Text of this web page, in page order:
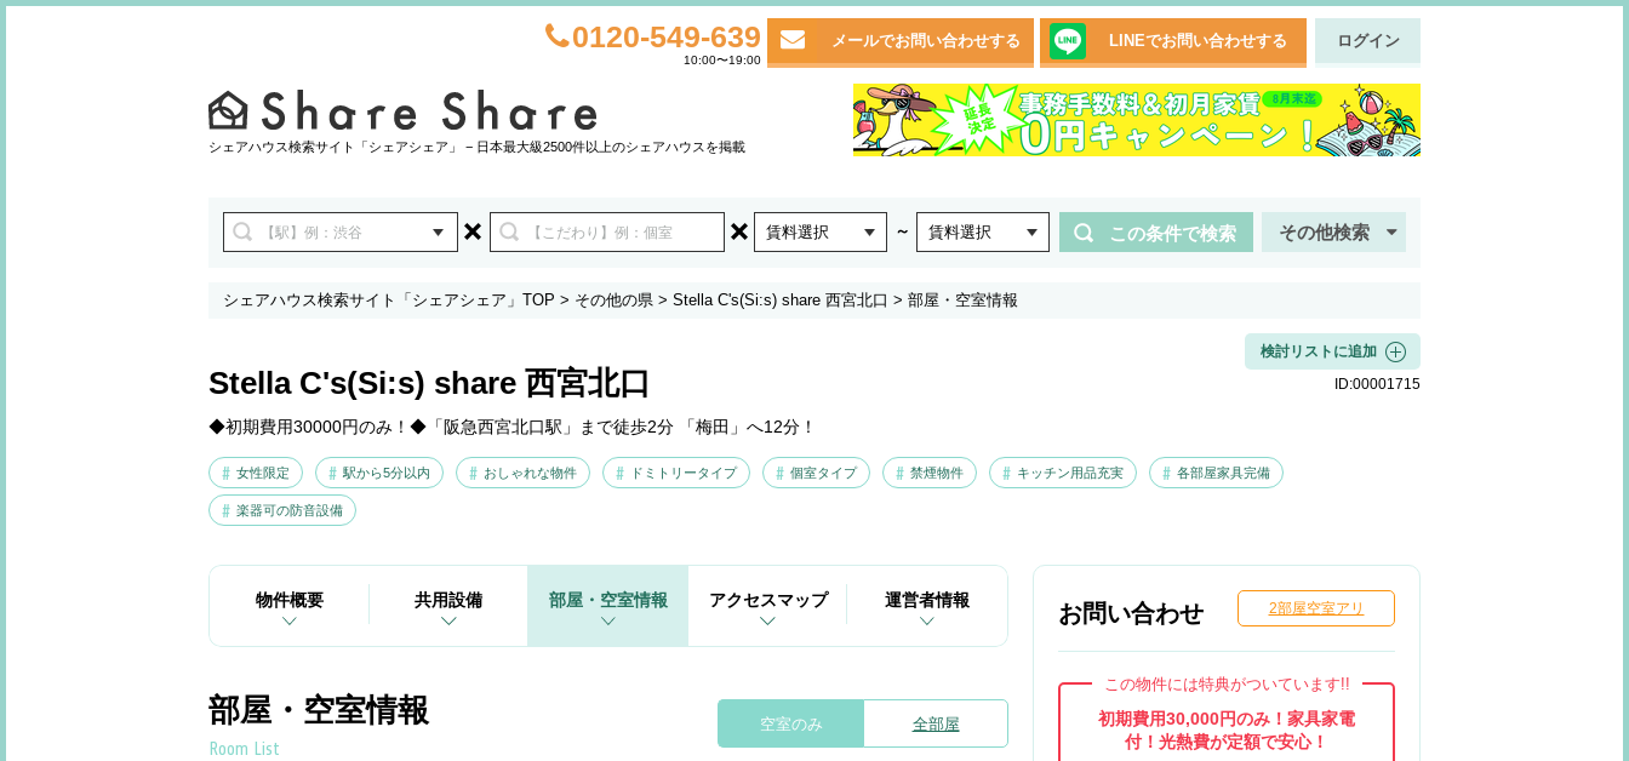
0120-549-639
10:00〜19:00
メールでお問い合わせする LINEでお問い合わせする ログイン
シェアハウス検索サイト「シェアシェア」 − 日本最大級2500件以上のシェアハウスを掲載
賃料選択 ～ 賃料選択 この条件で検索 その他検索
シェアハウス検索サイト「シェアシェア」TOP > その他の県 > Stella C's(Si:s) share 西宮北口 > 部屋・空室情報
Stella C's(Si:s) share 西宮北口
◆初期費用30000円のみ！◆「阪急西宮北口駅」まで徒歩2分 「梅田」へ12分！
女性限定 駅から5分以内 おしゃれな物件 ドミトリータイプ 個室タイプ 禁煙物件 キッチン用品充実 各部屋家具完備
楽器可の防音設備
検討リストに追加
ID:00001715
物件概要 共用設備 部屋・空室情報 アクセスマップ 運営者情報
空室のみ 全部屋
部屋・空室情報
Room List
お問い合わせ 2部屋空室アリ
この物件には特典がついています!!
初期費用30,000円のみ！家具家電
付！光熱費が定額で安心！